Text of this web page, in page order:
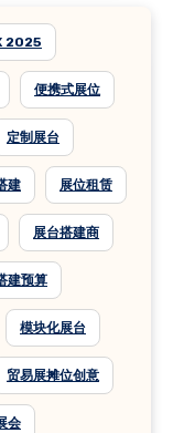
2025
便携式展位
定制展台
建 展位租赁
展台搭建商
建预算
模块化展台
贸易展摊位创意
会